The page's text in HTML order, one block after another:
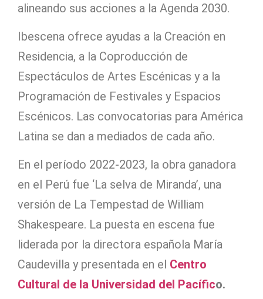
alineando sus acciones a la Agenda 2030.
Ibescena ofrece ayudas a la Creación en
Residencia, a la Coproducción de
Espectáculos de Artes Escénicas y a la
Programación de Festivales y Espacios
Escénicos. Las convocatorias para América
Latina se dan a mediados de cada año.
En el período 2022-2023, la obra ganadora
en el Perú fue ‘La selva de Miranda’, una
versión de La Tempestad de William
Shakespeare. La puesta en escena fue
liderada por la directora española María
Caudevilla y presentada en el Centro
Cultural de la Universidad del Pacífico.